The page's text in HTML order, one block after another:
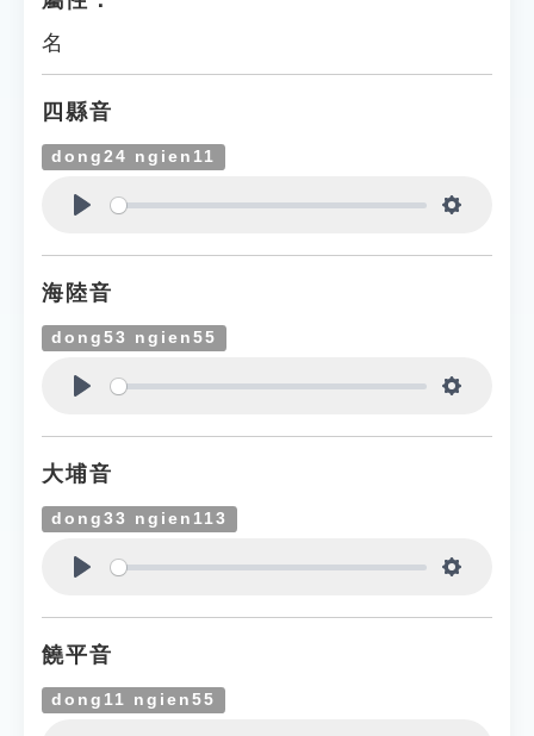
名
四縣音
dong24 ngien11
海陸音
dong53 ngien55
大埔音
dong33 ngien113
饒平音
dong11 ngien55